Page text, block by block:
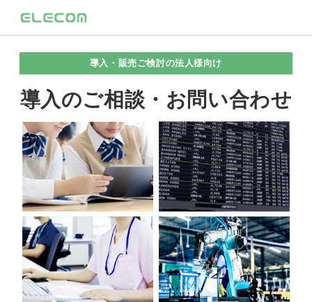
導入・販売ご検討の法人様向け
導入のご相談・お問い合わせ